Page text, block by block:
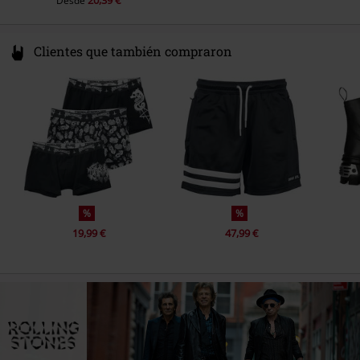
Clientes que también compraron
%
19,99 €
%
47,99 €